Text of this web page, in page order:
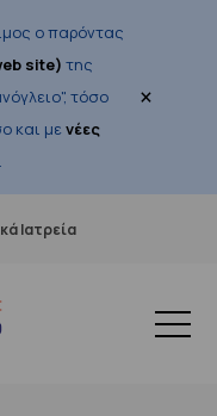
ο παρόντας
site) της
τόσο
και μενέες
×
Ιατρεία